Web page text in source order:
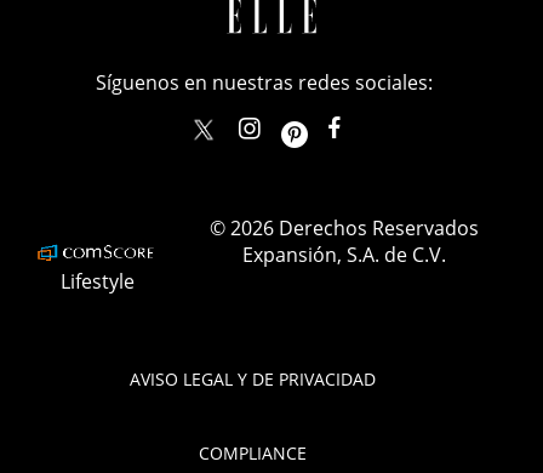
AVISO LEGAL Y DE PRIVACIDAD
COMPLIANCE
Síguenos en nuestras redes sociales:
elle_mexicoellemexico
Lifestyle
© 2026 Derechos Reservados
Expansión, S.A. de C.V.